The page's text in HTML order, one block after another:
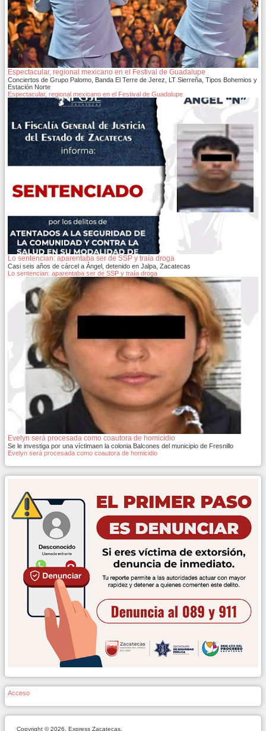
Espectacular, regional mexicano en el Festival de Guadalupe
Conciertos de Grupo Palomo, Banda El Terre de Jerez, LT Sierreña, Tipos Bohemios y
Estación Norte
Espectacular, regional mexicano en el Festival de Guadalupe
Lo sentencian: aparentaba ser de SSP y traía droga
Casi seis años de cárcel a Ángel, detenido en Jalpa, Zacatecas
Lo sentencian: aparentaba ser de SSP y traía droga
Evelyn será procesada como coautora de homicidio
Se le investiga por una víctimaen la colonia Balcones del municipio de Fresnillo
Evelyn será procesada como coautora de homicidio
Acceso
Copyright © 2026. Express Zacatecas.